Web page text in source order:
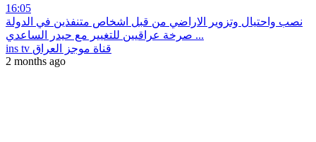
16:05
نصب واحتيال وتزوير الاراضي من قبل اشخاص متنفذين في الدولة
... صرخة عراقيين للتغيير مع حيدر الساعدي
ins tv قناة موجز العراق
2 months ago